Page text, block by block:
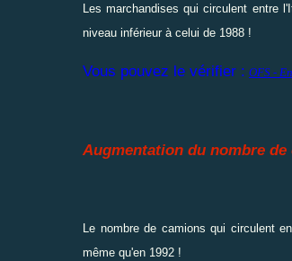
Les marchandises qui circulent entre
niveau inférieur à celui de 1988 !
Vous pouvez le vérifier : OFS -
Augmentation du nombre
Le nombre de camions qui circulent
même qu'en 1992 !